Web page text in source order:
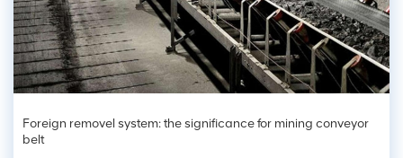
Foreign removel system: the significance for mining conveyor
belt